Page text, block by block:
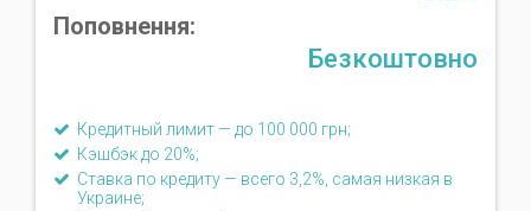
Поповнення:
Безкоштовно
Кредитный лимит — до 100 000 грн;
Кэшбэк до 20%;
Ставка по кредиту — всего 3,2%, самая низкая в
Украине;